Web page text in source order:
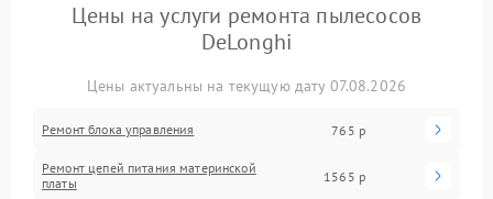
Цены на услуги ремонта пылесосов
DeLonghi
Цены актуальны на текущую дату 07.08.2026
Ремонт блока управления 765 р
Ремонт цепей питания материнской
платы
1565 р